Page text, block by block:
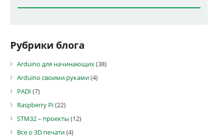
Рубрики блога
Arduino для начинающих(38)
Arduino своими руками(4)
PADI (7)
Raspberry Pi(22)
STM32 – проекты (12)
Все о 3D печати(4)